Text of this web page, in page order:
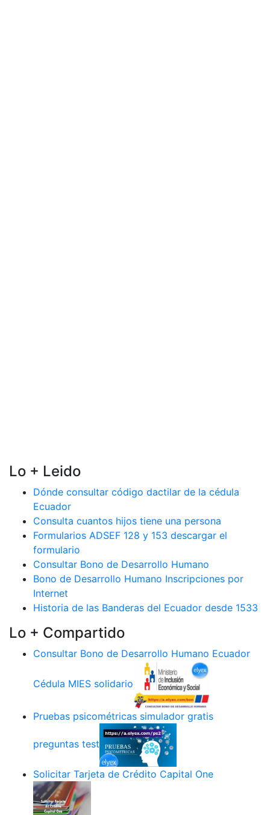
Lo + Leido
Dónde consultar código dactilar de la cédula
Ecuador
Consulta cuantos hijos tiene una persona
Formularios ADSEF 128 y 153 descargar el
formulario
Consultar Bono de Desarrollo Humano
Bono de Desarrollo Humano Inscripciones por
Internet
Historia de las Banderas del Ecuador desde 1533
Lo + Compartido
Consultar Bono de Desarrollo Humano Ecuador
Cédula MIES solidario
Pruebas psicométricas simulador gratis
preguntas test
Solicitar Tarjeta de Crédito Capital One